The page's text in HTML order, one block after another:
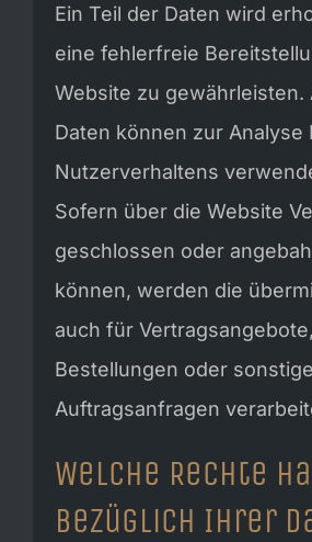
Ein Teil der Daten wird
eine fehlerfreie
Website zu gewährleisten.
Daten können zur Analyse
Nutzerverhaltens
Sofern über die Website
geschlossen oder
können, werden die
auch für Vertragsangebote,
Bestellungen oder sonstige
Auftragsanfragen
Welche Rechte
bezüglich Ihrer